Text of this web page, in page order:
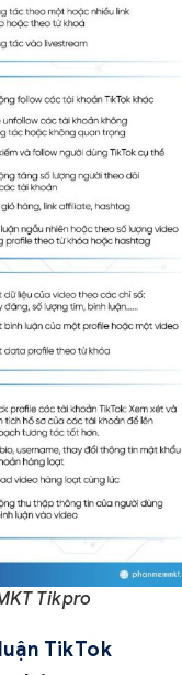
Tikpro
TikTok